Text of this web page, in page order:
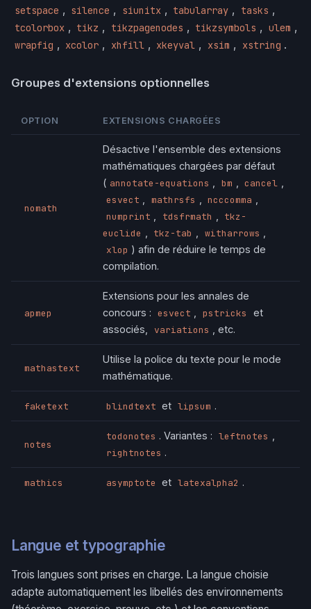
setspace , silence , siunitx , tabularray , tasks ,
tcolorbox , tikz , tikzpagenodes , tikzsymbols , ulem ,
wrapfig , xcolor , xhfill , xkeyval , xsim , xstring .
Groupes d'extensions optionnelles
OPTION EXTENSIONS CHARGÉES
nomath
Désactive l'ensemble des extensions
mathématiques chargées par défaut
( annotate-equations bm cancel
esvect
mathrsfs ncccomma
numprint
tdsfrmath
tkz-
euclide
tkz-tab witharrows
xlop ) afin de réduire le temps de
compilation.
apmep
Extensions pour les annales de
concours : esvect pstricks
et
associés,
variations , etc.
mathastext
Utilise la police du texte pour le mode
mathématique.
faketext blindtext et lipsum .
notes
todonotes . Variantes : leftnotes
rightnotes .
mathics asymptote et latexalpha2 .
Langue et typographie
Trois langues sont prises en charge. La langue choisie
adapte automatiquement les libellés des environnements